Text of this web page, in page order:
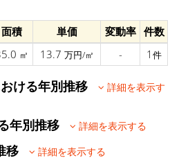
面積 単価 変動率 件数
㎡ 13.7 万円/㎡ - 1 件
おける年別推移
詳細を表示す
年別推移 詳細を表示する
移 詳細を表示する